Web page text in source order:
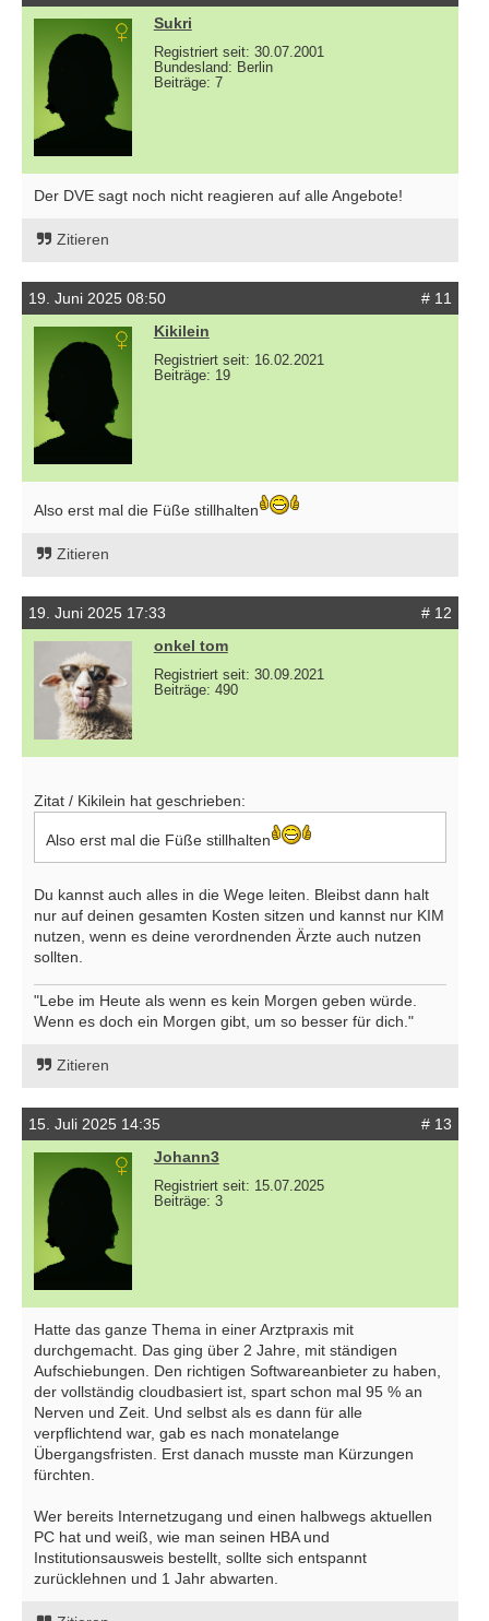
Sukri
Registriert seit: 30.07.2001
Bundesland: Berlin
Beiträge: 7
Der DVE sagt noch nicht reagieren auf alle Angebote!
Zitieren
19. Juni 2025 08:50
# 11
Kikilein
Registriert seit: 16.02.2021
Beiträge: 19
Also erst mal die Füße stillhalten
Zitieren
19. Juni 2025 17:33
# 12
onkel tom
Registriert seit: 30.09.2021
Beiträge: 490
Zitat / Kikilein hat geschrieben:
Also erst mal die Füße stillhalten
Du kannst auch alles in die Wege leiten. Bleibst dann halt
nur auf deinen gesamten Kosten sitzen und kannst nur KIM
nutzen, wenn es deine verordnenden Ärzte auch nutzen
sollten.
"Lebe im Heute als wenn es kein Morgen geben würde.
Wenn es doch ein Morgen gibt, um so besser für dich."
Zitieren
15. Juli 2025 14:35
# 13
Johann3
Registriert seit: 15.07.2025
Beiträge: 3
Hatte das ganze Thema in einer Arztpraxis mit
durchgemacht. Das ging über 2 Jahre, mit ständigen
Aufschiebungen. Den richtigen Softwareanbieter zu haben,
der vollständig cloudbasiert ist, spart schon mal 95 % an
Nerven und Zeit. Und selbst als es dann für alle
verpflichtend war, gab es nach monatelange
Übergangsfristen. Erst danach musste man Kürzungen
fürchten.
Wer bereits Internetzugang und einen halbwegs aktuellen
PC hat und weiß, wie man seinen HBA und
Institutionsausweis bestellt, sollte sich entspannt
zurücklehnen und 1 Jahr abwarten.